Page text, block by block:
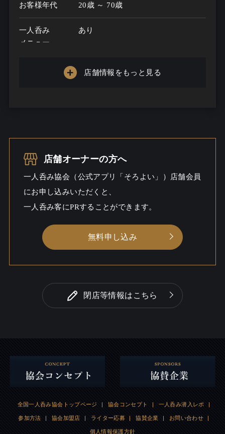
お客様年代 20歳 ～ 70歳
一人呑み
メニュー
あり
20
一人呑み
出会いあるかも / しっとり / ワイワ
店舗情報をもっと見る
店舗オーナーの方へ
一人呑み協会（公式アプリ「そろよい」）店舗会員
にお申し込みいただくと、
一人呑み客にPRすることができます。
無料申し込み
閉店等情報はこちら
全国一人呑み協会トップページ | 協会コンセプト | 一人呑み潜入レポ |
参加方法 | 協会加盟店 | ライター応募 | 協賛企業 | お問い合わせ |
個人情報保護方針